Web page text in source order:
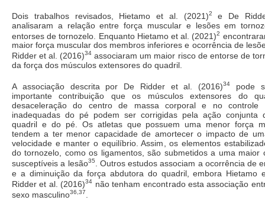
Dois trabalhos revisados, Hietamo et al. (2021)2
e De
analisaram a relação entre força muscular e lesões em
entorses de tornozelo. Enquanto Hietamo et al. (2021)2
maior força muscular dos membros inferiores e ocorrência de
Ridder et al. (2016)34 associaram um maior risco de entorse de
da força dos músculos extensores do quadril.
A associação descrita por De Ridder et al. (2016)34
pode
importante contribuição que os músculos extensores do
desaceleração do centro de massa corporal e no controle
inadequadas do pé podem ser corrigidas pela ação conjunta
quadril e do pé. Os atletas que possuem uma menor força
tendem a ter menor capacidade de amortecer o impacto de
velocidade e manter o equilíbrio. Assim, os elementos
do tornozelo, como os ligamentos, são submetidos a uma maior
susceptíveis a lesão35
. Outros estudos associam a ocorrência de
e a diminuição da força abdutora do quadril, embora Hietamo
Ridder et al. (2016)34 não tenham encontrado esta associação
sexo masculino36,37